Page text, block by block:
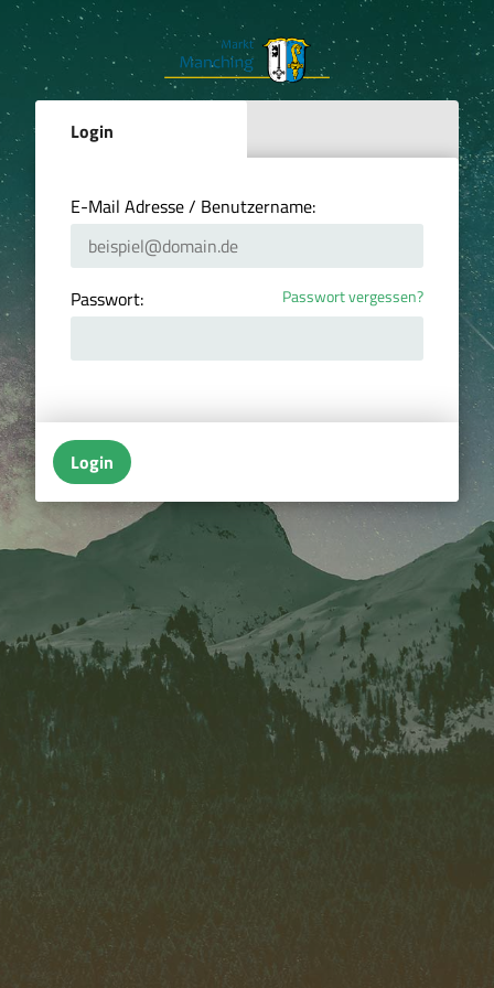
Login
E-Mail Adresse / Benutzername:
Passwort: Passwort vergessen?
Login